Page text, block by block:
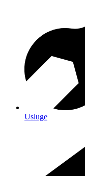
Usluge